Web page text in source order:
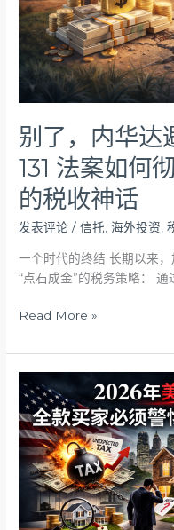
别了，内华达
131 法案如何
的税收神话
发表评论 /信托 ,海外投资 ,
一个时代的终结 长期以来
“点石成金”的税务策略：
天
堂：
加
州
SB
131
法
案
如
何
彻
底
结
NING
托
收
神
话
Read More »
2026
年
美
国
房
产
规：